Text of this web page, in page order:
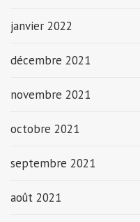
janvier 2022
décembre 2021
novembre 2021
octobre 2021
septembre 2021
août 2021